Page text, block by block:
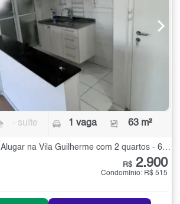
- suíte 1 vaga 63 m²
Apartamento para Alugar na Vila Guilherme com 2 quartos - 63 m²
R$ 2.900
Condomínio: R$ 515